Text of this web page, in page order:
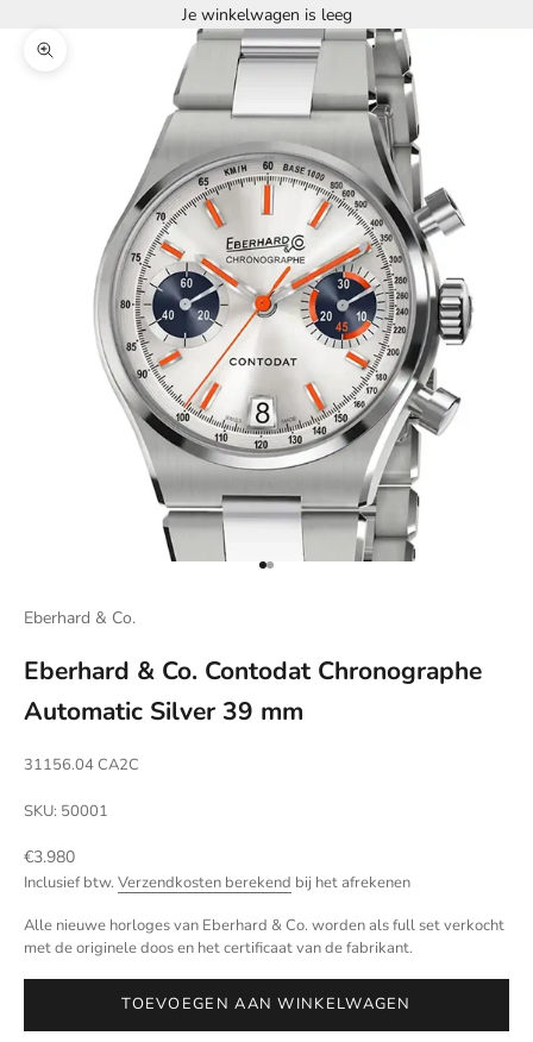
Je winkelwagen is leeg
In-/uitzoomen
Naar artikel 1
Naar artikel 2
Eberhard & Co.
Eberhard & Co. Contodat Chronographe
Automatic Silver 39 mm
31156.04 CA2C
SKU: 50001
Aanbiedingsprijs
€3.980
Inclusief btw. Verzendkosten berekend bij het afrekenen
Alle nieuwe horloges van Eberhard & Co. worden als full set verkocht
met de originele doos en het certificaat van de fabrikant.
TOEVOEGEN AAN WINKELWAGEN